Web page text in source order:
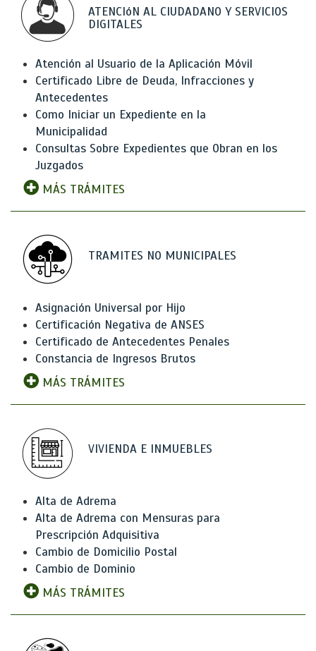
ATENCIóN AL CIUDADANO Y SERVICIOS
DIGITALES
Atención al Usuario de la Aplicación Móvil
Certificado Libre de Deuda, Infracciones y
Antecedentes
Como Iniciar un Expediente en la
Municipalidad
Consultas Sobre Expedientes que Obran en los
Juzgados
MÁS TRÁMITES
TRAMITES NO MUNICIPALES
Asignación Universal por Hijo
Certificación Negativa de ANSES
Certificado de Antecedentes Penales
Constancia de Ingresos Brutos
MÁS TRÁMITES
VIVIENDA E INMUEBLES
Alta de Adrema
Alta de Adrema con Mensuras para
Prescripción Adquisitiva
Cambio de Domicilio Postal
Cambio de Dominio
MÁS TRÁMITES